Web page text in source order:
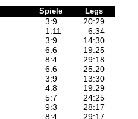
Spiele Legs
3:9 20:29
1 :11 6:34
3:9 14:30
6:6 19:25
8:4 29:18
6:6 25:20
3:9 13:30
4:8 19:29
5:7 24:25
9:3 28:17
8:4 29:17